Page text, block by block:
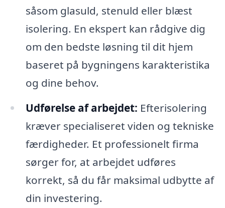
såsom glasuld, stenuld eller blæst
isolering. En ekspert kan rådgive dig
om den bedste løsning til dit hjem
baseret på bygningens karakteristika
og dine behov.
Udførelse af arbejdet: Efterisolering
kræver specialiseret viden og tekniske
færdigheder. Et professionelt firma
sørger for, at arbejdet udføres
korrekt, så du får maksimal udbytte af
din investering.